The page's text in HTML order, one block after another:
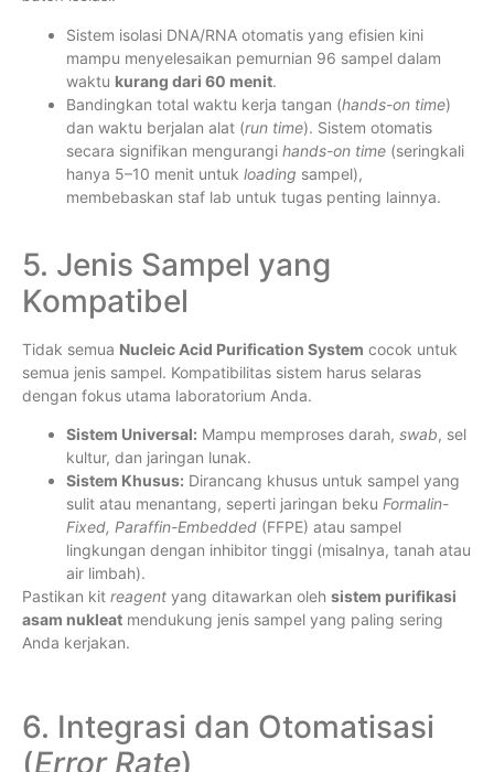
Sistem isolasi DNA/RNA otomatis yang efisien kini
mampu menyelesaikan pemurnian 96 sampel dalam
waktu kurang dari 60 menit.
Bandingkan total waktu kerja tangan (hands-on time)
dan waktu berjalan alat (run time). Sistem otomatis
secara signifikan mengurangi hands-on time (seringkali
hanya 5–10 menit untuk loading sampel),
membebaskan staf lab untuk tugas penting lainnya.
5. Jenis Sampel yang
Kompatibel
Tidak semua Nucleic Acid Purification System cocok untuk
semua jenis sampel. Kompatibilitas sistem harus selaras
dengan fokus utama laboratorium Anda.
Sistem Universal: Mampu memproses darah, swab, sel
kultur, dan jaringan lunak.
Sistem Khusus: Dirancang khusus untuk sampel yang
sulit atau menantang, seperti jaringan beku Formalin-
Fixed, Paraffin-Embedded (FFPE) atau sampel
lingkungan dengan inhibitor tinggi (misalnya, tanah atau
air limbah).
Pastikan kit reagent yang ditawarkan oleh sistem purifikasi
asam nukleat mendukung jenis sampel yang paling sering
Anda kerjakan.
6. Integrasi dan Otomatisasi
(Error Rate)